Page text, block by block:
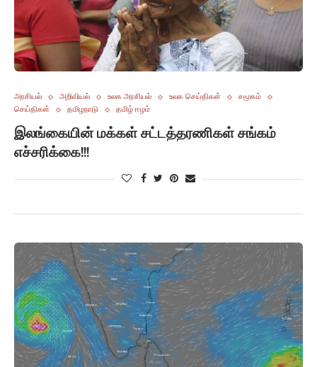
அரசியல் அறிவியல் உலக அரசியல் உலக செய்திகள்
சமூகம்
செய்திகள்
தமிழநாடு தமிழ் ஈழம்
இலங்கையின் மக்கள் சட்டத்தரணிகள் சங்கம்
எச்சரிக்கை!!!